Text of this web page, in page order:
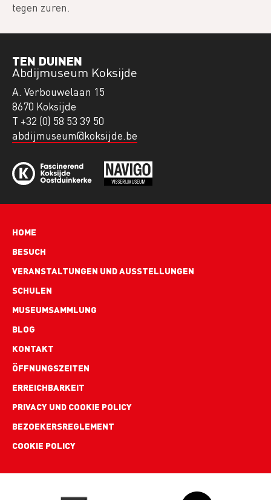
tegen zuren.
TEN DUINEN
Abdijmuseum Koksijde
A. Verbouwelaan 15
8670 Koksijde
T +32 (0) 58 53 39 50
abdijmuseum@koksijde.be
Hoofdnavigatie
HOME
BESUCH
VERANSTALTUNGEN UND AUSSTELLUNGEN
SCHULEN
MUSEUMSAMMLUNG
BLOG
Footer
links
KONTAKT
ÖFFNUNGSZEITEN
ERREICHBARKEIT
PRIVACY UND COOKIE POLICY
BEZOEKERSREGLEMENT
COOKIE POLICY